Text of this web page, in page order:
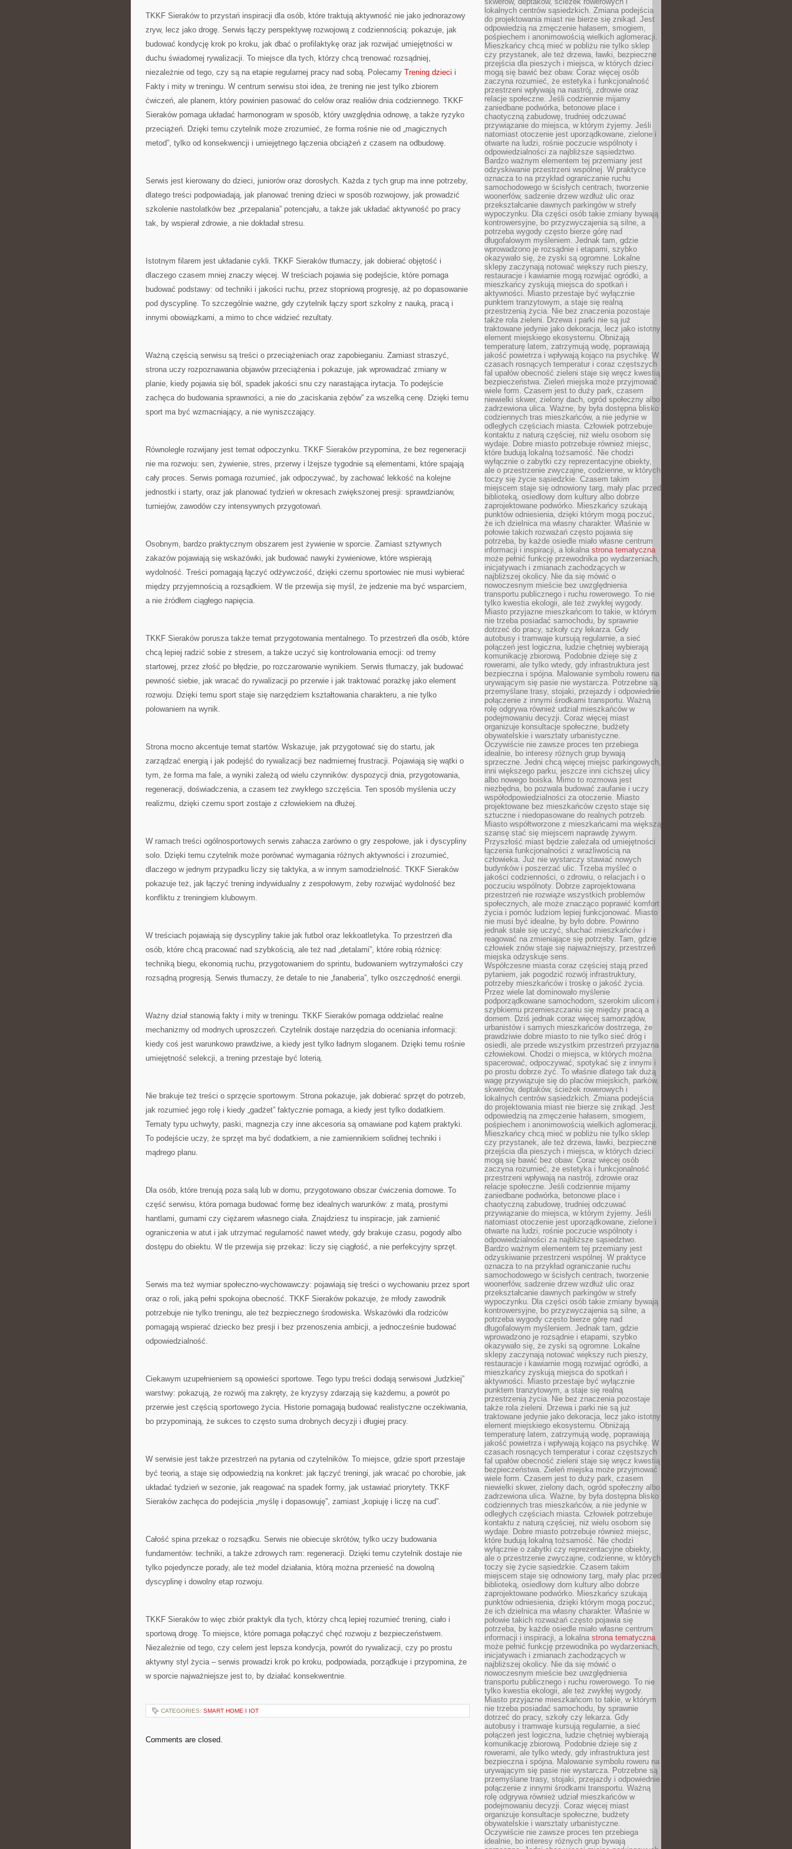
TKKF Sieraków to przystań inspiracji dla osób, które traktują aktywność nie jako jednorazowy
zryw, lecz jako drogę. Serwis łączy perspektywę rozwojową z codziennością: pokazuje, jak
budować kondycję krok po kroku, jak dbać o profilaktykę oraz jak rozwijać umiejętności w
duchu świadomej rywalizacji. To miejsce dla tych, którzy chcą trenować rozsądniej,
niezależnie od tego, czy są na etapie regularnej pracy nad sobą. Polecamy Trening dzieci i
Fakty i mity w treningu. W centrum serwisu stoi idea, że trening nie jest tylko zbiorem
ćwiczeń, ale planem, który powinien pasować do celów oraz realiów dnia codziennego. TKKF
Sieraków pomaga układać harmonogram w sposób, który uwzględnia odnowę, a także ryzyko
przeciążeń. Dzięki temu czytelnik może zrozumieć, że forma rośnie nie od „magicznych
metod”, tylko od konsekwencji i umiejętnego łączenia obciążeń z czasem na odbudowę.
Serwis jest kierowany do dzieci, juniorów oraz dorosłych. Każda z tych grup ma inne potrzeby,
dlatego treści podpowiadają, jak planować trening dzieci w sposób rozwojowy, jak prowadzić
szkolenie nastolatków bez „przepalania” potencjału, a także jak układać aktywność po pracy
tak, by wspierał zdrowie, a nie dokładał stresu.
Istotnym filarem jest układanie cykli. TKKF Sieraków tłumaczy, jak dobierać objętość i
dlaczego czasem mniej znaczy więcej. W treściach pojawia się podejście, które pomaga
budować podstawy: od techniki i jakości ruchu, przez stopniową progresję, aż po dopasowanie
pod dyscyplinę. To szczególnie ważne, gdy czytelnik łączy sport szkolny z nauką, pracą i
innymi obowiązkami, a mimo to chce widzieć rezultaty.
Ważną częścią serwisu są treści o przeciążeniach oraz zapobieganiu. Zamiast straszyć,
strona uczy rozpoznawania objawów przeciążenia i pokazuje, jak wprowadzać zmiany w
planie, kiedy pojawia się ból, spadek jakości snu czy narastająca irytacja. To podejście
zachęca do budowania sprawności, a nie do „zaciskania zębów” za wszelką cenę. Dzięki temu
sport ma być wzmacniający, a nie wyniszczający.
Równolegle rozwijany jest temat odpoczynku. TKKF Sieraków przypomina, że bez regeneracji
nie ma rozwoju: sen, żywienie, stres, przerwy i lżejsze tygodnie są elementami, które spajają
cały proces. Serwis pomaga rozumieć, jak odpoczywać, by zachować lekkość na kolejne
jednostki i starty, oraz jak planować tydzień w okresach zwiększonej presji: sprawdzianów,
turniejów, zawodów czy intensywnych przygotowań.
Osobnym, bardzo praktycznym obszarem jest żywienie w sporcie. Zamiast sztywnych
zakazów pojawiają się wskazówki, jak budować nawyki żywieniowe, które wspierają
wydolność. Treści pomagają łączyć odżywczość, dzięki czemu sportowiec nie musi wybierać
między przyjemnością a rozsądkiem. W tle przewija się myśl, że jedzenie ma być wsparciem,
a nie źródłem ciągłego napięcia.
TKKF Sieraków porusza także temat przygotowania mentalnego. To przestrzeń dla osób, które
chcą lepiej radzić sobie z stresem, a także uczyć się kontrolowania emocji: od tremy
startowej, przez złość po błędzie, po rozczarowanie wynikiem. Serwis tłumaczy, jak budować
pewność siebie, jak wracać do rywalizacji po przerwie i jak traktować porażkę jako element
rozwoju. Dzięki temu sport staje się narzędziem kształtowania charakteru, a nie tylko
polowaniem na wynik.
Strona mocno akcentuje temat startów. Wskazuje, jak przygotować się do startu, jak
zarządzać energią i jak podejść do rywalizacji bez nadmiernej frustracji. Pojawiają się wątki o
tym, że forma ma fale, a wyniki zależą od wielu czynników: dyspozycji dnia, przygotowania,
regeneracji, doświadczenia, a czasem też zwykłego szczęścia. Ten sposób myślenia uczy
realizmu, dzięki czemu sport zostaje z człowiekiem na dłużej.
W ramach treści ogólnosportowych serwis zahacza zarówno o gry zespołowe, jak i dyscypliny
solo. Dzięki temu czytelnik może porównać wymagania różnych aktywności i zrozumieć,
dlaczego w jednym przypadku liczy się taktyka, a w innym samodzielność. TKKF Sieraków
pokazuje też, jak łączyć trening indywidualny z zespołowym, żeby rozwijać wydolność bez
konfliktu z treningiem klubowym.
W treściach pojawiają się dyscypliny takie jak futbol oraz lekkoatletyka. To przestrzeń dla
osób, które chcą pracować nad szybkością, ale też nad „detalami”, które robią różnicę:
techniką biegu, ekonomią ruchu, przygotowaniem do sprintu, budowaniem wytrzymałości czy
rozsądną progresją. Serwis tłumaczy, że detale to nie „fanaberia”, tylko oszczędność energii.
Ważny dział stanowią fakty i mity w treningu. TKKF Sieraków pomaga oddzielać realne
mechanizmy od modnych uproszczeń. Czytelnik dostaje narzędzia do oceniania informacji:
kiedy coś jest warunkowo prawdziwe, a kiedy jest tylko ładnym sloganem. Dzięki temu rośnie
umiejętność selekcji, a trening przestaje być loterią.
Nie brakuje też treści o sprzęcie sportowym. Strona pokazuje, jak dobierać sprzęt do potrzeb,
jak rozumieć jego rolę i kiedy „gadżet” faktycznie pomaga, a kiedy jest tylko dodatkiem.
Tematy typu uchwyty, paski, magnezja czy inne akcesoria są omawiane pod kątem praktyki.
To podejście uczy, że sprzęt ma być dodatkiem, a nie zamiennikiem solidnej techniki i
mądrego planu.
Dla osób, które trenują poza salą lub w domu, przygotowano obszar ćwiczenia domowe. To
część serwisu, która pomaga budować formę bez idealnych warunków: z matą, prostymi
hantlami, gumami czy ciężarem własnego ciała. Znajdziesz tu inspiracje, jak zamienić
ograniczenia w atut i jak utrzymać regularność nawet wtedy, gdy brakuje czasu, pogody albo
dostępu do obiektu. W tle przewija się przekaz: liczy się ciągłość, a nie perfekcyjny sprzęt.
Serwis ma też wymiar społeczno-wychowawczy: pojawiają się treści o wychowaniu przez sport
oraz o roli, jaką pełni spokojna obecność. TKKF Sieraków pokazuje, że młody zawodnik
potrzebuje nie tylko treningu, ale też bezpiecznego środowiska. Wskazówki dla rodziców
pomagają wspierać dziecko bez presji i bez przenoszenia ambicji, a jednocześnie budować
odpowiedzialność.
Ciekawym uzupełnieniem są opowieści sportowe. Tego typu treści dodają serwisowi „ludzkiej”
warstwy: pokazują, że rozwój ma zakręty, że kryzysy zdarzają się każdemu, a powrót po
przerwie jest częścią sportowego życia. Historie pomagają budować realistyczne oczekiwania,
bo przypominają, że sukces to często suma drobnych decyzji i długiej pracy.
W serwisie jest także przestrzeń na pytania od czytelników. To miejsce, gdzie sport przestaje
być teorią, a staje się odpowiedzią na konkret: jak łączyć treningi, jak wracać po chorobie, jak
układać tydzień w sezonie, jak reagować na spadek formy, jak ustawiać priorytety. TKKF
Sieraków zachęca do podejścia „myślę i dopasowuję”, zamiast „kopiuję i liczę na cud”.
Całość spina przekaz o rozsądku. Serwis nie obiecuje skrótów, tylko uczy budowania
fundamentów: techniki, a także zdrowych ram: regeneracji. Dzięki temu czytelnik dostaje nie
tylko pojedyncze porady, ale też model działania, którą można przenieść na dowolną
dyscyplinę i dowolny etap rozwoju.
TKKF Sieraków to więc zbiór praktyk dla tych, którzy chcą lepiej rozumieć trening, ciało i
sportową drogę. To miejsce, które pomaga połączyć chęć rozwoju z bezpieczeństwem.
Niezależnie od tego, czy celem jest lepsza kondycja, powrót do rywalizacji, czy po prostu
aktywny styl życia – serwis prowadzi krok po kroku, podpowiada, porządkuje i przypomina, że
w sporcie najważniejsze jest to, by działać konsekwentnie.
CATEGORIES: SMART HOME I IOT
Comments are closed.
lokalnych centrów sąsiedzkich. Zmiana podejścia
do projektowania miast nie bierze się znikąd. Jest
odpowiedzią na zmęczenie hałasem, smogiem,
pośpiechem i anonimowością wielkich aglomeracji.
Mieszkańcy chcą mieć w pobliżu nie tylko sklep
czy przystanek, ale też drzewa, ławki, bezpieczne
przejścia dla pieszych i miejsca, w których dzieci
mogą się bawić bez obaw. Coraz więcej osób
zaczyna rozumieć, że estetyka i funkcjonalność
przestrzeni wpływają na nastrój, zdrowie oraz
relacje społeczne. Jeśli codziennie mijamy
zaniedbane podwórka, betonowe place i
chaotyczną zabudowę, trudniej odczuwać
przywiązanie do miejsca, w którym żyjemy. Jeśli
natomiast otoczenie jest uporządkowane, zielone i
otwarte na ludzi, rośnie poczucie wspólnoty i
odpowiedzialności za najbliższe sąsiedztwo.
Bardzo ważnym elementem tej przemiany jest
odzyskiwanie przestrzeni wspólnej. W praktyce
oznacza to na przykład ograniczanie ruchu
samochodowego w ścisłych centrach, tworzenie
woonerfów, sadzenie drzew wzdłuż ulic oraz
przekształcanie dawnych parkingów w strefy
wypoczynku. Dla części osób takie zmiany bywają
kontrowersyjne, bo przyzwyczajenia są silne, a
potrzeba wygody często bierze górę nad
długofalowym myśleniem. Jednak tam, gdzie
wprowadzono je rozsądnie i etapami, szybko
okazywało się, że zyski są ogromne. Lokalne
sklepy zaczynają notować większy ruch pieszy,
restauracje i kawiarnie mogą rozwijać ogródki, a
mieszkańcy zyskują miejsca do spotkań i
aktywności. Miasto przestaje być wyłącznie
punktem tranzytowym, a staje się realną
przestrzenią życia. Nie bez znaczenia pozostaje
także rola zieleni. Drzewa i parki nie są już
traktowane jedynie jako dekoracja, lecz jako istotny
element miejskiego ekosystemu. Obniżają
temperaturę latem, zatrzymują wodę, poprawiają
jakość powietrza i wpływają kojąco na psychikę. W
czasach rosnących temperatur i coraz częstszych
fal upałów obecność zieleni staje się wręcz kwestią
bezpieczeństwa. Zieleń miejska może przyjmować
wiele form. Czasem jest to duży park, czasem
niewielki skwer, zielony dach, ogród społeczny albo
zadrzewiona ulica. Ważne, by była dostępna blisko
codziennych tras mieszkańców, a nie jedynie w
odległych częściach miasta. Człowiek potrzebuje
kontaktu z naturą częściej, niż wielu osobom się
wydaje. Dobre miasto potrzebuje również miejsc,
które budują lokalną tożsamość. Nie chodzi
wyłącznie o zabytki czy reprezentacyjne obiekty,
ale o przestrzenie zwyczajne, codzienne, w których
toczy się życie sąsiedzkie. Czasem takim
miejscem staje się odnowiony targ, mały plac przed
biblioteką, osiedlowy dom kultury albo dobrze
zaprojektowane podwórko. Mieszkańcy szukają
punktów odniesienia, dzięki którym mogą poczuć,
że ich dzielnica ma własny charakter. Właśnie w
połowie takich rozważań często pojawia się
potrzeba, by każde osiedle miało własne centrum
informacji i inspiracji, a lokalna strona tematyczna
może pełnić funkcję przewodnika po wydarzeniach,
inicjatywach i zmianach zachodzących w
najbliższej okolicy. Nie da się mówić o
nowoczesnym mieście bez uwzględnienia
transportu publicznego i ruchu rowerowego. To nie
tylko kwestia ekologii, ale też zwykłej wygody.
Miasto przyjazne mieszkańcom to takie, w którym
nie trzeba posiadać samochodu, by sprawnie
dotrzeć do pracy, szkoły czy lekarza. Gdy
autobusy i tramwaje kursują regularnie, a sieć
połączeń jest logiczna, ludzie chętniej wybierają
komunikację zbiorową. Podobnie dzieje się z
rowerami, ale tylko wtedy, gdy infrastruktura jest
bezpieczna i spójna. Malowanie symbolu roweru na
urywającym się pasie nie wystarcza. Potrzebne są
przemyślane trasy, stojaki, przejazdy i odpowiednie
połączenie z innymi środkami transportu. Ważną
rolę odgrywa również udział mieszkańców w
podejmowaniu decyzji. Coraz więcej miast
organizuje konsultacje społeczne, budżety
obywatelskie i warsztaty urbanistyczne.
Oczywiście nie zawsze proces ten przebiega
idealnie, bo interesy różnych grup bywają
sprzeczne. Jedni chcą więcej miejsc parkingowych,
inni większego parku, jeszcze inni cichszej ulicy
albo nowego boiska. Mimo to rozmowa jest
niezbędna, bo pozwala budować zaufanie i uczy
współodpowiedzialności za otoczenie. Miasto
projektowane bez mieszkańców często staje się
sztuczne i niedopasowane do realnych potrzeb.
Miasto współtworzone z mieszkańcami ma większą
szansę stać się miejscem naprawdę żywym.
Przyszłość miast będzie zależała od umiejętności
łączenia funkcjonalności z wrażliwością na
człowieka. Już nie wystarczy stawiać nowych
budynków i poszerzać ulic. Trzeba myśleć o
jakości codzienności, o zdrowiu, o relacjach i o
poczuciu wspólnoty. Dobrze zaprojektowana
przestrzeń nie rozwiąże wszystkich problemów
społecznych, ale może znacząco poprawić komfort
życia i pomóc ludziom lepiej funkcjonować. Miasto
nie musi być idealne, by było dobre. Powinno
jednak stale się uczyć, słuchać mieszkańców i
reagować na zmieniające się potrzeby. Tam, gdzie
człowiek znów staje się najważniejszy, przestrzeń
miejska odzyskuje sens.
Współczesne miasta coraz częściej stają przed
pytaniem, jak pogodzić rozwój infrastruktury,
potrzeby mieszkańców i troskę o jakość życia.
Przez wiele lat dominowało myślenie
podporządkowane samochodom, szerokim ulicom i
szybkiemu przemieszczaniu się między pracą a
domem. Dziś jednak coraz więcej samorządów,
urbanistów i samych mieszkańców dostrzega, że
prawdziwie dobre miasto to nie tylko sieć dróg i
osiedli, ale przede wszystkim przestrzeń przyjazna
człowiekowi. Chodzi o miejsca, w których można
spacerować, odpoczywać, spotykać się z innymi i
po prostu dobrze żyć. To właśnie dlatego tak dużą
wagę przywiązuje się do placów miejskich, parków,
skwerów, deptaków, ścieżek rowerowych i
lokalnych centrów sąsiedzkich. Zmiana podejścia
do projektowania miast nie bierze się znikąd. Jest
odpowiedzią na zmęczenie hałasem, smogiem,
pośpiechem i anonimowością wielkich aglomeracji.
Mieszkańcy chcą mieć w pobliżu nie tylko sklep
czy przystanek, ale też drzewa, ławki, bezpieczne
przejścia dla pieszych i miejsca, w których dzieci
mogą się bawić bez obaw. Coraz więcej osób
zaczyna rozumieć, że estetyka i funkcjonalność
przestrzeni wpływają na nastrój, zdrowie oraz
relacje społeczne. Jeśli codziennie mijamy
zaniedbane podwórka, betonowe place i
chaotyczną zabudowę, trudniej odczuwać
przywiązanie do miejsca, w którym żyjemy. Jeśli
natomiast otoczenie jest uporządkowane, zielone i
otwarte na ludzi, rośnie poczucie wspólnoty i
odpowiedzialności za najbliższe sąsiedztwo.
Bardzo ważnym elementem tej przemiany jest
odzyskiwanie przestrzeni wspólnej. W praktyce
oznacza to na przykład ograniczanie ruchu
samochodowego w ścisłych centrach, tworzenie
woonerfów, sadzenie drzew wzdłuż ulic oraz
przekształcanie dawnych parkingów w strefy
wypoczynku. Dla części osób takie zmiany bywają
kontrowersyjne, bo przyzwyczajenia są silne, a
potrzeba wygody często bierze górę nad
długofalowym myśleniem. Jednak tam, gdzie
wprowadzono je rozsądnie i etapami, szybko
okazywało się, że zyski są ogromne. Lokalne
sklepy zaczynają notować większy ruch pieszy,
restauracje i kawiarnie mogą rozwijać ogródki, a
mieszkańcy zyskują miejsca do spotkań i
aktywności. Miasto przestaje być wyłącznie
punktem tranzytowym, a staje się realną
przestrzenią życia. Nie bez znaczenia pozostaje
także rola zieleni. Drzewa i parki nie są już
traktowane jedynie jako dekoracja, lecz jako istotny
element miejskiego ekosystemu. Obniżają
temperaturę latem, zatrzymują wodę, poprawiają
jakość powietrza i wpływają kojąco na psychikę. W
czasach rosnących temperatur i coraz częstszych
fal upałów obecność zieleni staje się wręcz kwestią
bezpieczeństwa. Zieleń miejska może przyjmować
wiele form. Czasem jest to duży park, czasem
niewielki skwer, zielony dach, ogród społeczny albo
zadrzewiona ulica. Ważne, by była dostępna blisko
codziennych tras mieszkańców, a nie jedynie w
odległych częściach miasta. Człowiek potrzebuje
kontaktu z naturą częściej, niż wielu osobom się
wydaje. Dobre miasto potrzebuje również miejsc,
które budują lokalną tożsamość. Nie chodzi
wyłącznie o zabytki czy reprezentacyjne obiekty,
ale o przestrzenie zwyczajne, codzienne, w których
toczy się życie sąsiedzkie. Czasem takim
miejscem staje się odnowiony targ, mały plac przed
biblioteką, osiedlowy dom kultury albo dobrze
zaprojektowane podwórko. Mieszkańcy szukają
punktów odniesienia, dzięki którym mogą poczuć,
że ich dzielnica ma własny charakter. Właśnie w
połowie takich rozważań często pojawia się
potrzeba, by każde osiedle miało własne centrum
informacji i inspiracji, a lokalna strona tematyczna
może pełnić funkcję przewodnika po wydarzeniach,
inicjatywach i zmianach zachodzących w
najbliższej okolicy. Nie da się mówić o
nowoczesnym mieście bez uwzględnienia
transportu publicznego i ruchu rowerowego. To nie
tylko kwestia ekologii, ale też zwykłej wygody.
Miasto przyjazne mieszkańcom to takie, w którym
nie trzeba posiadać samochodu, by sprawnie
dotrzeć do pracy, szkoły czy lekarza. Gdy
autobusy i tramwaje kursują regularnie, a sieć
połączeń jest logiczna, ludzie chętniej wybierają
komunikację zbiorową. Podobnie dzieje się z
rowerami, ale tylko wtedy, gdy infrastruktura jest
bezpieczna i spójna. Malowanie symbolu roweru na
urywającym się pasie nie wystarcza. Potrzebne są
przemyślane trasy, stojaki, przejazdy i odpowiednie
połączenie z innymi środkami transportu. Ważną
rolę odgrywa również udział mieszkańców w
podejmowaniu decyzji. Coraz więcej miast
organizuje konsultacje społeczne, budżety
obywatelskie i warsztaty urbanistyczne.
Oczywiście nie zawsze proces ten przebiega
idealnie, bo interesy różnych grup bywają